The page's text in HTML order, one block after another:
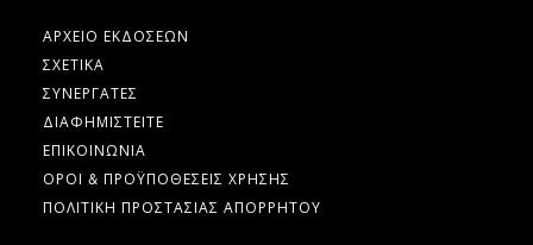
ΑΡΧΕΙΟ ΕΚΔΟΣΕΩΝ
ΣΧΕΤΙΚΑ
ΣΥΝΕΡΓΑΤΕΣ
ΔΙΑΦΗΜΙΣΤΕΙΤΕ
ΕΠΙΚΟΙΝΩΝΙΑ
ΟΡΟΙ & ΠΡΟΫΠΟΘΕΣΕΙΣ ΧΡΗΣΗΣ
ΠΟΛΙΤΙΚΗ ΠΡΟΣΤΑΣΙΑΣ ΑΠΟΡΡΗΤΟΥ